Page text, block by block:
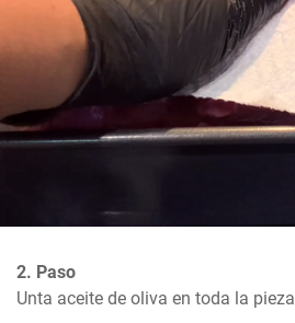
2. Paso
Unta aceite de oliva en toda la pieza